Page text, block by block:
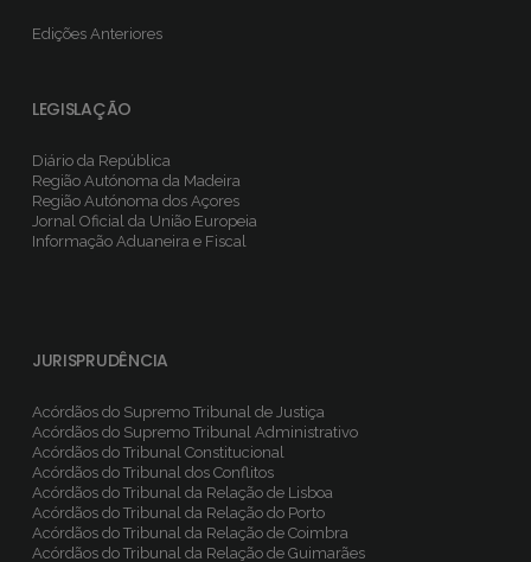
Edições Anteriores
LEGISLAÇÃO
Diário da República
Região Autónoma da Madeira
Região Autónoma dos Açores
Jornal Oficial da União Europeia
Informação Aduaneira e Fiscal
JURISPRUDÊNCIA
Acórdãos do Supremo Tribunal de Justiça
Acórdãos do Supremo Tribunal Administrativo
Acórdãos do Tribunal Constitucional
Acórdãos do Tribunal dos Conflitos
Acórdãos do Tribunal da Relação de Lisboa
Acórdãos do Tribunal da Relação do Porto
Acórdãos do Tribunal da Relação de Coimbra
Acórdãos do Tribunal da Relação de Guimarães